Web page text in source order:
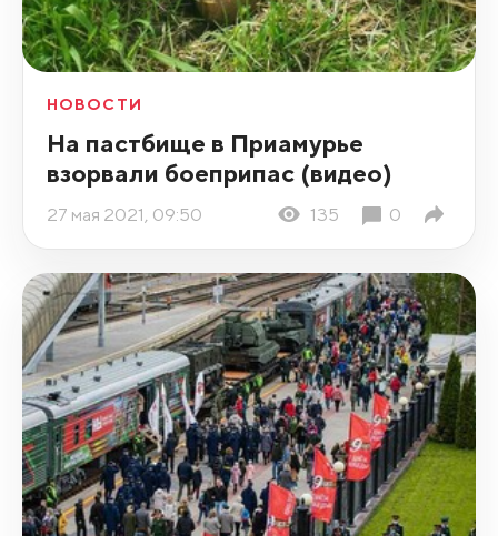
НОВОСТИ
На пастбище в Приамурье
взорвали боеприпас (видео)
27 мая 2021, 09:50 135 0